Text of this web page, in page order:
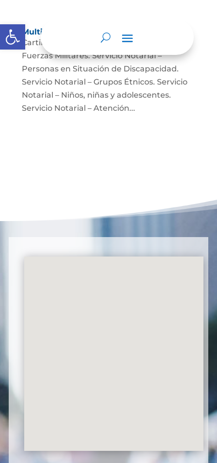
Abrir barra de herramientas
Multimedia
Cartilla para niños Servicio Notarial –
Fuerzas Militares. Servicio Notarial –
Personas en Situación de Discapacidad.
Servicio Notarial – Grupos Étnicos. Servicio
Notarial – Niños, niñas y adolescentes.
Servicio Notarial – Atención...